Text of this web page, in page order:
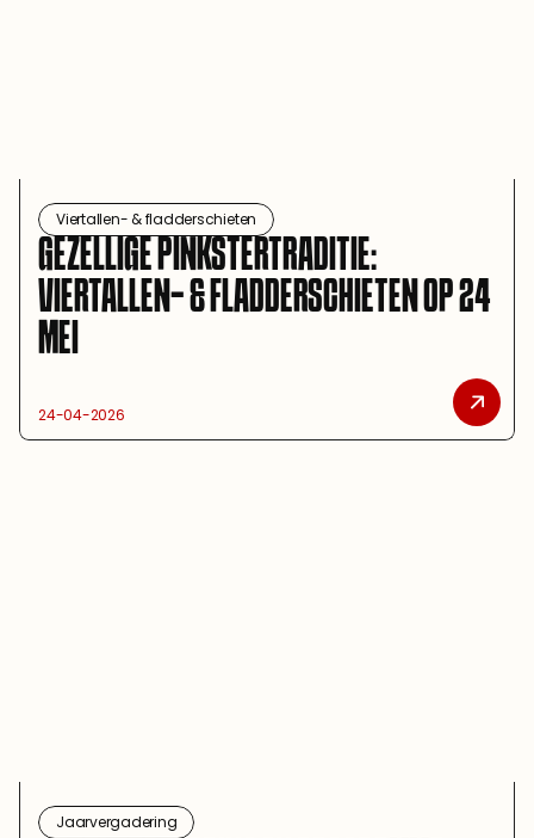
Viertallen- & fladderschieten
GEZELLIGE PINKSTERTRADITIE:
VIERTALLEN- & FLADDERSCHIETEN OP 24
MEI
24-04-2026
Jaarvergadering